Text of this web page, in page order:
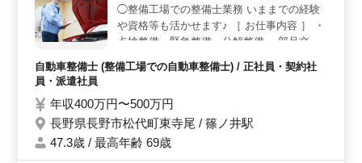
◯整備工場での整備士業務 いままでの経験
や資格等も活かせます♪ ［ お仕事内容 ］ ・
点検整備、緊急整備、分解整備 ・部品交換
や取り付け、補修 等 ＊車種 軽自動車・普通
車・トラック(小型) 「国産車・輸入車 (比
募お待ちしております！
自動車整備士 (整備工場での自動車整備士) / 正社員・契約社
員・派遣社員
年収400万円〜500万円
長野県長野市松代町東寺尾 / 篠ノ井駅
47.3歳 / 最高年齢 69歳